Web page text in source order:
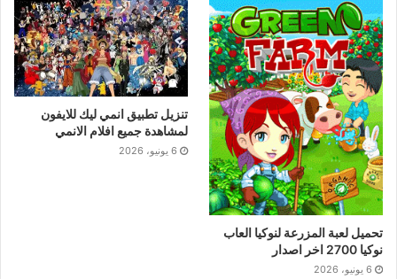
تحميل لعبة المزرعة لنوكيا العاب
نوكيا 2700 اخر اصدار
6 يونيو، 2026
تنزيل تطبيق انمي ليك للايفون
لمشاهدة جميع افلام الانمي
6 يونيو، 2026